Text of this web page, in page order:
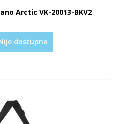
Arctic VK-20013-BKV2
dostupno